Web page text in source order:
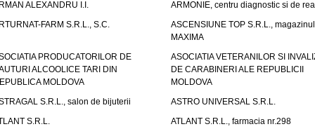
ALEXANDRU I.I.
ARMONIE, centru diagnostic si de
FARM S.R.L., S.C.
ASCENSIUNE TOP S.R.L., magazinul
MAXIMA
PRODUCATORILOR DE
ALCOOLICE TARI DIN
MOLDOVA
ASOCIATIA VETERANILOR SI
DE CARABINERI ALE REPUBLICII
MOLDOVA
S.R.L., salon de bijuterii
ASTRO UNIVERSAL S.R.L.
S.R.L.
ATLANT S.R.L., farmacia nr.298